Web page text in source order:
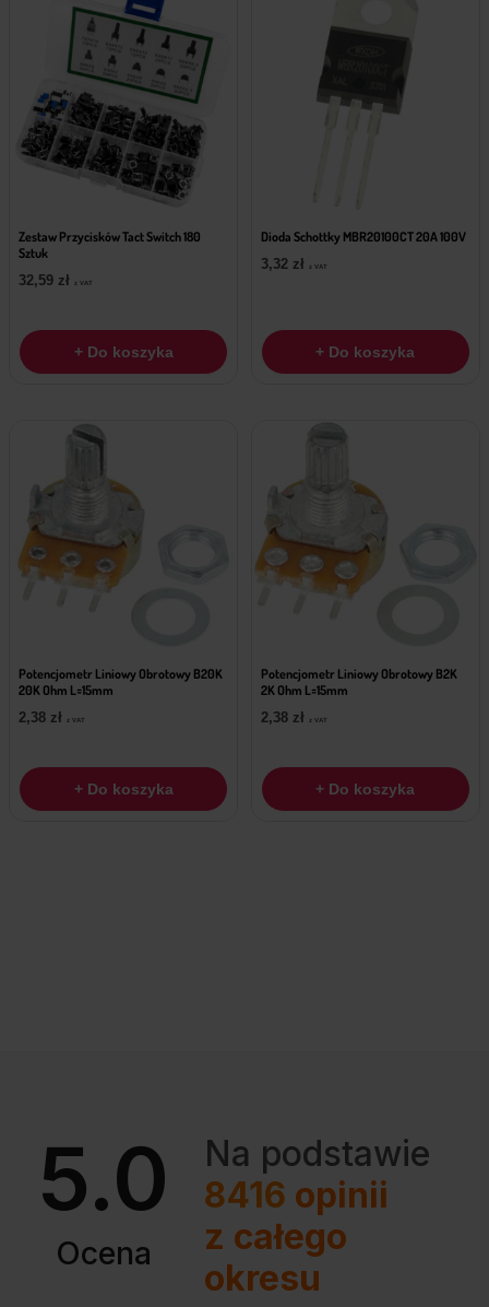
Zestaw Przycisków Tact Switch 180
Sztuk
32,59 zł z VAT
+ Do koszyka
Dioda Schottky MBR20100CT 20A 100V
3,32 zł z VAT
+ Do koszyka
Potencjometr Liniowy Obrotowy B20K
20K Ohm L=15mm
2,38 zł z VAT
+ Do koszyka
Potencjometr Liniowy Obrotowy B2K
2K Ohm L=15mm
2,38 zł z VAT
+ Do koszyka
5.0
Ocena
Na podstawie
8416 opinii
z całego
okresu